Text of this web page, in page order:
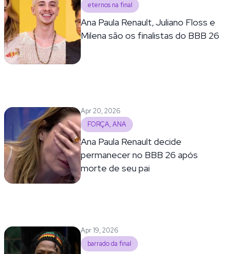
eternos na final
Ana Paula Renault, Juliano Floss e
Milena são os finalistas do BBB 26
Apr 20, 2026
FORÇA, ANA
Ana Paula Renault decide
permanecer no BBB 26 após
morte de seu pai
Apr 19, 2026
barrado da final